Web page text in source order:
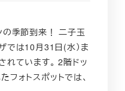
の季節到来！ 二子玉
では‪10月31日(水）‬ま
れています。 2階ドッ
フォトスポットでは、